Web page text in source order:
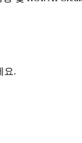
요.